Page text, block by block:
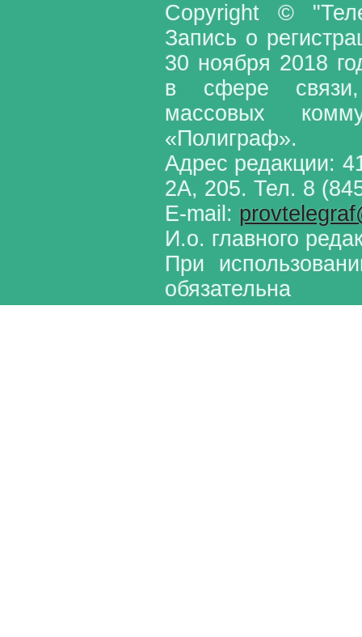
Copyright ©
Запись о
30 ноября 2018
в сфере связи,
массовых
«Полиграф».
Адрес редакции:
2А, 205. Тел. 8
E-mail:
И.о. главного
При
обязательна